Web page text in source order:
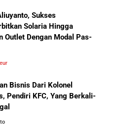
Bisnis dan Pendapatan
Hakimi, Bintang Sepak
Asal Maroko yang
Eropa
Karyawan! Saatnya
Hidup Anda
Pasar Ekspor: Cara
Pasar Global
Dalam Bisnis
Menjadi Miliarder Sukses
Sukses
Solaria Hingga
Outlet Dengan Modal Pas-
Bisnis Dari Kolonel
Pendiri KFC, Yang Berkali-